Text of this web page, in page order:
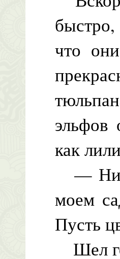
быстро,
что
как
—
моем
Пусть
Шел